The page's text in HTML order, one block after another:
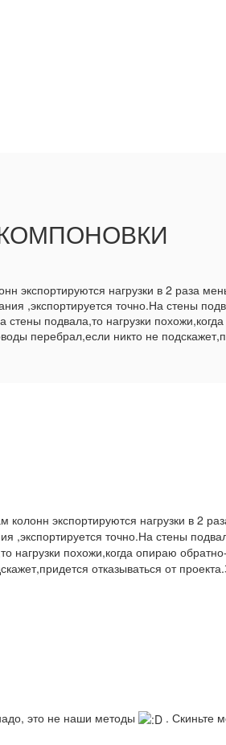
экспортируются нагрузки в 2 раза
,экспортируется точно.На стены
подвала,то нагрузки
перебрал,если никто не
экспортируются нагрузки в 2
,экспортируется точно.На стены
похожи,когда опираю
отказываться от
это не наши методы
. Скиньте